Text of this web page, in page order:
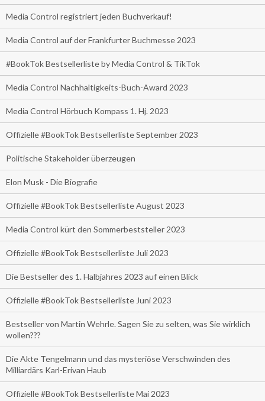
Media Control registriert jeden Buchverkauf!
Media Control auf der Frankfurter Buchmesse 2023
#BookTok Bestsellerliste by Media Control & TikTok
Media Control Nachhaltigkeits-Buch-Award 2023
Media Control Hörbuch Kompass 1. Hj. 2023
Offizielle #BookTok Bestsellerliste September 2023
Politische Stakeholder überzeugen
Elon Musk - Die Biografie
Offizielle #BookTok Bestsellerliste August 2023
Media Control kürt den Sommerbeststeller 2023
Offizielle #BookTok Bestsellerliste Juli 2023
Die Bestseller des 1. Halbjahres 2023 auf einen Blick
Offizielle #BookTok Bestsellerliste Juni 2023
Bestseller von Martin Wehrle. Sagen Sie zu selten, was Sie wirklich
wollen???
Die Akte Tengelmann und das mysteriöse Verschwinden des
Milliardärs Karl-Erivan Haub
Offizielle #BookTok Bestsellerliste Mai 2023